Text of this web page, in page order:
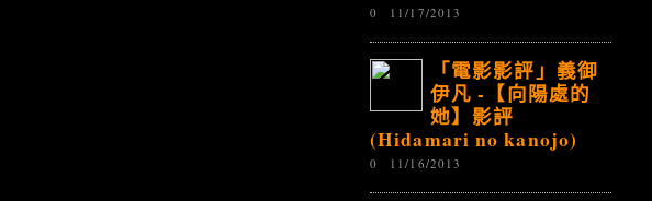
0 11/17/2013
「電影影評」義御
伊凡 -【向陽處的
她】影評
(Hidamari no kanojo)
0 11/16/2013